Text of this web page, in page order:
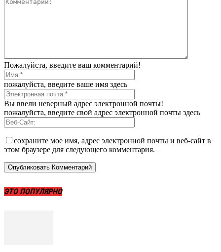
Пожалуйста, введите ваш комментарий!
пожалуйста, введите ваше имя здесь
Вы ввели неверный адрес электронной почты!
пожалуйста, введите свой адрес электронной почты здесь
сохраните мое имя, адрес электронной почты и веб-сайт в
этом браузере для следующего комментария.
ЭТО ПОПУЛЯРНО